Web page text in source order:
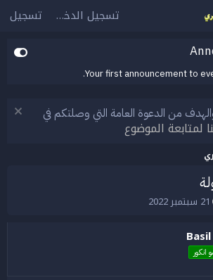
تسجيل الدخول تسجيل
Your first announcement to
من الدعوة العامة التي وصلتكم في
لمتابعة الموضوع
ت
ي
خ
21 سبتمبر 2022
انكور